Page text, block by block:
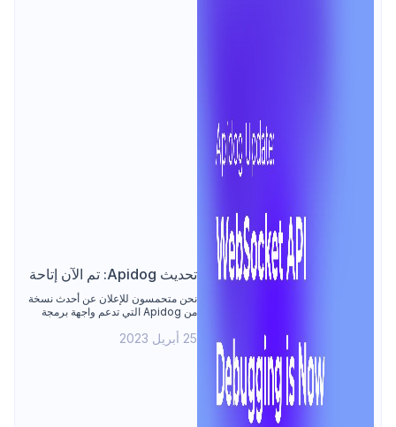
تحديث Apidog: تم الآن إتاحة
تصحيح واجهة برمجة تطبيقات
WebSocket!
نحن متحمسون للإعلان عن أحدث نسخة
من Apidog التي تدعم واجهة برمجة
الأتمتة المحسّنة.
25 أبريل 2023